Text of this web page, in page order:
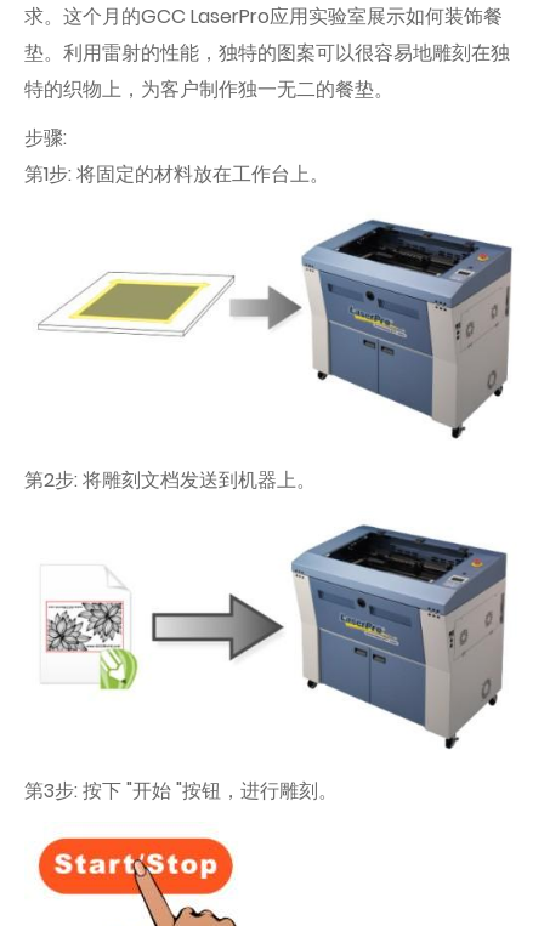
求。这个月的GCC LaserPro应用实验室展示如何装饰餐
垫。利用雷射的性能，独特的图案可以很容易地雕刻在独
特的织物上，为客户制作独一无二的餐垫。
步骤:
第1步: 将固定的材料放在工作台上。
第2步: 将雕刻文档发送到机器上。
第3步: 按下 "开始 "按钮，进行雕刻。